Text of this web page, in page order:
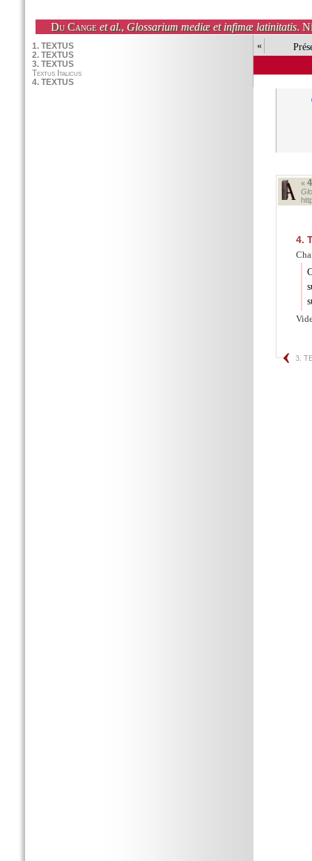
Du Cange et al., Glossarium mediæ et infimæ latinitatis.
«
«
4.
3.